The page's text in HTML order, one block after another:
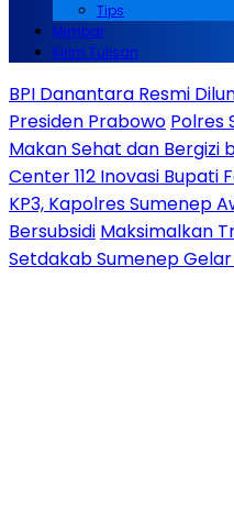
Tips
Mimbar
Kirim Tulisan
BPI Danantara Resmi
Presiden Prabowo Polres
Makan Sehat dan Bergizi
Center 112 Inovasi Bupati
KP3, Kapolres Sumenep
Bersubsidi Maksimalkan
Setdakab Sumenep